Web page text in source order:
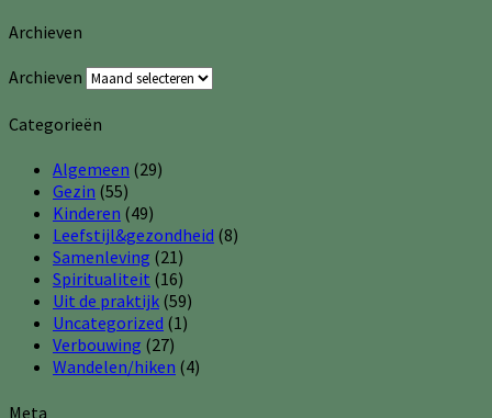
Archieven
Archieven
Categorieën
Algemeen (29)
Gezin (55)
Kinderen (49)
Leefstijl&gezondheid (8)
Samenleving (21)
Spiritualiteit (16)
Uit de praktijk (59)
Uncategorized (1)
Verbouwing (27)
Wandelen/hiken (4)
Meta